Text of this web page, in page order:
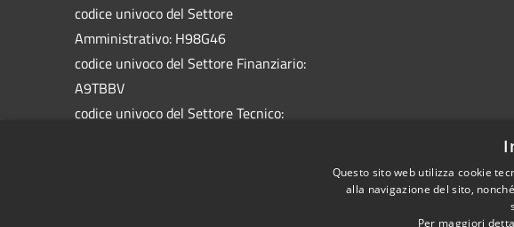
codice univoco del Settore
Amministrativo: H98G46
codice univoco del Settore Finanziario:
A9TBBV
codice univoco del Settore Tecnico:
Questo sito web utilizza cookie
alla navigazione del sito,
Per maggiori